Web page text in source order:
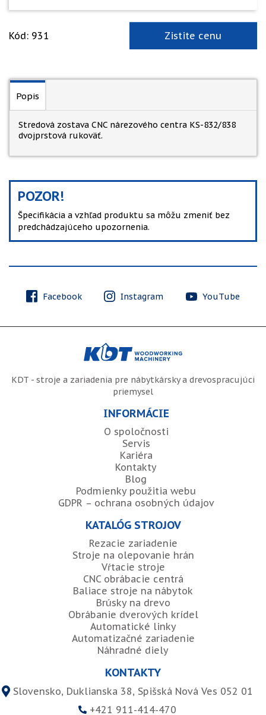
Kód: 931 Zistite cenu
Popis
Stredová zostava CNC nárezového centra KS-832/838
dvojprstová rukoväť.
POZOR!
Špecifikácia a vzhľad produktu sa môžu zmeniť bez
predchádzajúceho upozornenia.
Facebook Instagram YouTube
KDT - stroje a zariadenia pre nábytkársky a drevospracujúci
priemysel
INFORMÁCIE
O spoločnosti
Servis
Kariéra
Kontakty
Blog
Podmienky použitia webu
GDPR – ochrana osobných údajov
KATALÓG STROJOV
Rezacie zariadenie
Stroje na olepovanie hrán
Vŕtacie stroje
CNC obrábacie centrá
Baliace stroje na nábytok
Brúsky na drevo
Obrábanie dverových krídel
Automatické linky
Automatizačné zariadenie
Náhradné diely
KONTAKTY
Slovensko, Duklianska 38, Spišská Nová Ves 052 01
+421 911-414-470